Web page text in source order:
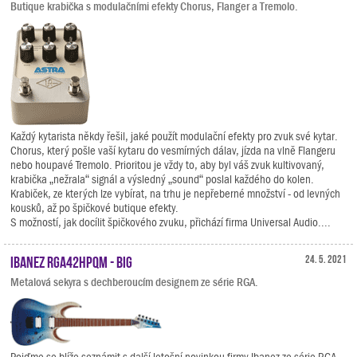
Butique krabička s modulačními efekty Chorus, Flanger a Tremolo.
Každý kytarista někdy řešil, jaké použít modulační efekty pro zvuk své kytar.
Chorus, který pošle vaší kytaru do vesmírných dálav, jízda na vlně Flangeru
nebo houpavé Tremolo. Prioritou je vždy to, aby byl váš zvuk kultivovaný,
krabička „nežrala“ signál a výsledný „sound“ poslal každého do kolen.
Krabiček, ze kterých lze vybírat, na trhu je nepřeberné množství - od levných
kousků, až po špičkové butique efekty.
S možností, jak docílit špičkového zvuku, přichází firma Universal Audio....
24. 5. 2021
Ibanez RGA42HPQM - BIG
Metalová sekyra s dechberoucím designem ze série RGA.